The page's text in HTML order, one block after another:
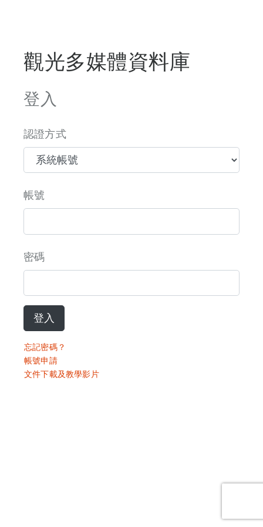
觀光多媒體資料庫
登入
認證方式
帳號
密碼
登入
忘記密碼？
帳號申請
文件下載及教學影片